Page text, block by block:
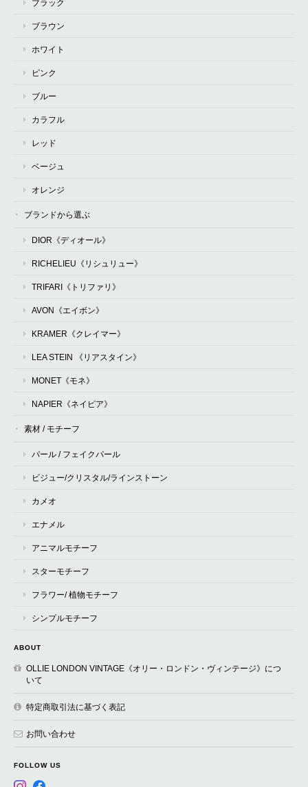
ブラック
ブラウン
ホワイト
ピンク
ブルー
カラフル
レッド
ベージュ
オレンジ
ブランドから選ぶ
DIOR《ディオール》
RICHELIEU《リシュリュー》
TRIFARI《トリファリ》
AVON《エイボン》
KRAMER《クレイマー》
LEA STEIN 《リアスタイン》
MONET《モネ》
NAPIER《ネイピア》
素材 / モチーフ
パール / フェイクパール
ビジュー/クリスタル/ラインストーン
カメオ
エナメル
アニマルモチーフ
スターモチーフ
フラワー/ 植物モチーフ
シンプルモチーフ
ABOUT
OLLIE LONDON VINTAGE《オリー・ロンドン・ヴィンテージ》につ
いて
特定商取引法に基づく表記
お問い合わせ
FOLLOW US